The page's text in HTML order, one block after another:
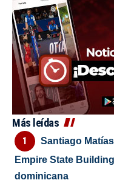
Más leídas
Santiago
Empire State
dominicana